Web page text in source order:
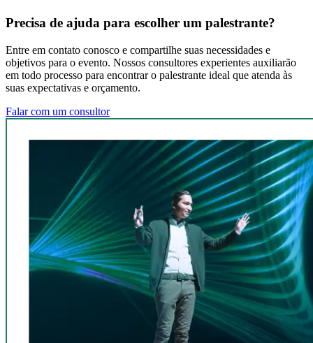
Precisa de ajuda para escolher um palestrante?
Entre em contato conosco e compartilhe suas necessidades e
objetivos para o evento. Nossos consultores experientes auxiliarão
em todo processo para encontrar o palestrante ideal que atenda às
suas expectativas e orçamento.
Falar com um consultor